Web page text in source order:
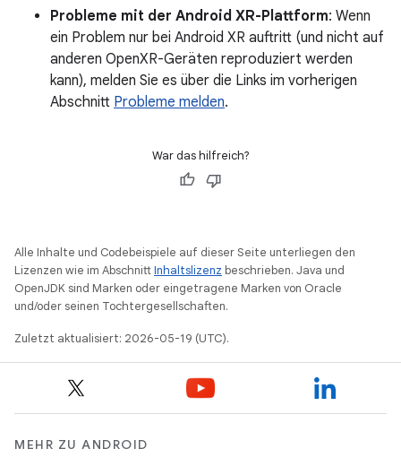
Probleme mit der Android XR-Plattform: Wenn
ein Problem nur bei Android XR auftritt (und nicht auf
anderen OpenXR-Geräten reproduziert werden
kann), melden Sie es über die Links im vorherigen
Abschnitt Probleme melden.
War das hilfreich?
Alle Inhalte und Codebeispiele auf dieser Seite unterliegen den
Lizenzen wie im AbschnittInhaltslizenz beschrieben. Java und
OpenJDK sind Marken oder eingetragene Marken von Oracle
und/oder seinen Tochtergesellschaften.
Zuletzt aktualisiert: 2026-05-19 (UTC).
MEHR ZU ANDROID